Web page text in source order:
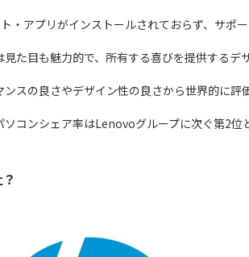
・アプリがインストールされておらず、サポ
た目も魅力的で、所有する喜びを提供するデ
ンスの良さやデザイン性の良さから世界的に
ソコンシェア率はLenovoグループに次ぐ第2